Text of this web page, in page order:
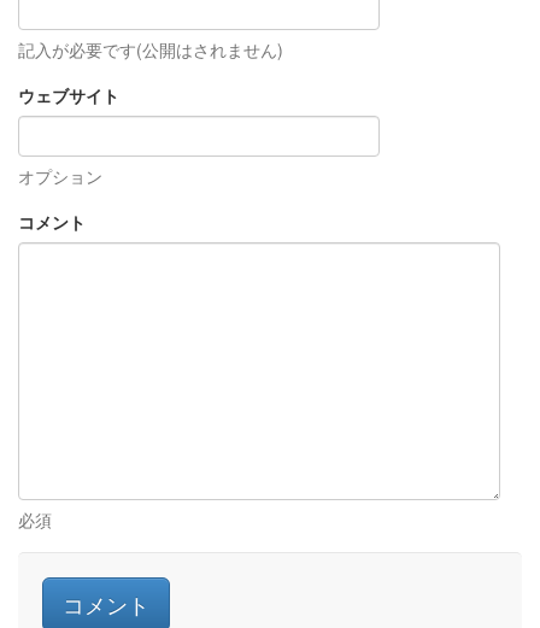
記入が必要です(公開はされません)
ウェブサイト
オプション
コメント
必須